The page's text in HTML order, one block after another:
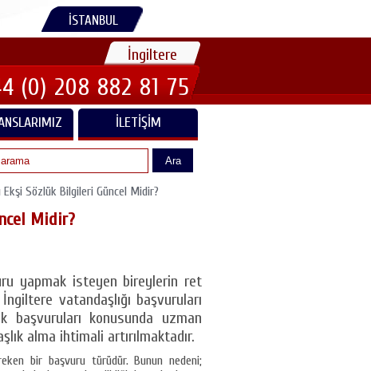
İSTANBUL
İngiltere
(0) 208 882 81 75
İLETIŞIM
Ara
Ekşi Sözlük Bilgileri Güncel Midir?
Midir?
yapmak isteyen bireylerin ret
vatandaşlığı başvuruları
başvuruları konusunda uzman
alma ihtimali artırılmaktadır.
bir başvuru türüdür. Bunun nedeni;